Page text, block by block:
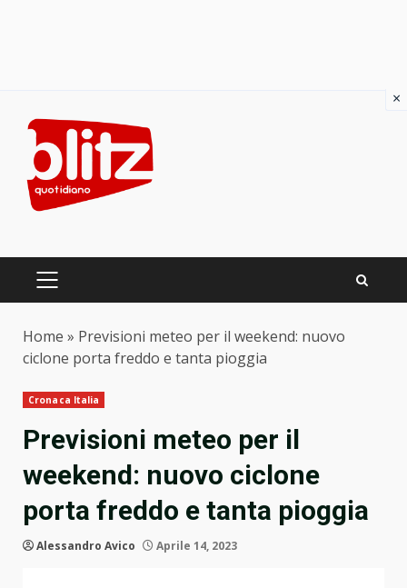
content
PRIMARY
Home » Previsioni meteo per il weekend: nuovo
ciclone porta freddo e tanta pioggia
Cronaca Italia
Previsioni meteo per il
weekend: nuovo ciclone
porta freddo e tanta pioggia
Alessandro Avico Aprile 14, 2023
×